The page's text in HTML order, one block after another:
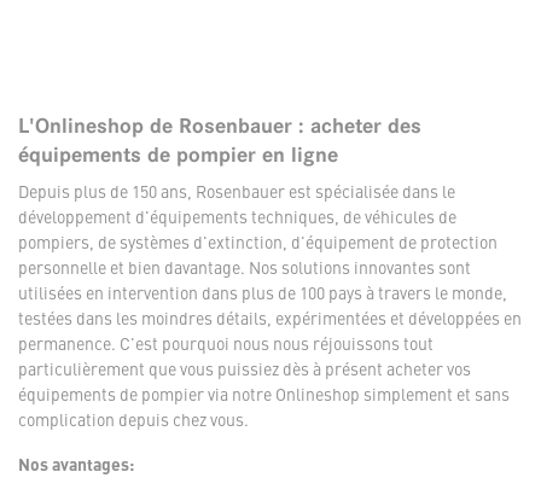
L'Onlineshop de Rosenbauer : acheter des
équipements de pompier en ligne
Depuis plus de 150 ans, Rosenbauer est spécialisée dans le
développement d'équipements techniques, de véhicules de
pompiers, de systèmes d'extinction, d'équipement de protection
personnelle et bien davantage. Nos solutions innovantes sont
utilisées en intervention dans plus de 100 pays à travers le monde,
testées dans les moindres détails, expérimentées et développées en
permanence. C'est pourquoi nous nous réjouissons tout
particulièrement que vous puissiez dès à présent acheter vos
équipements de pompier via notre Onlineshop simplement et sans
complication depuis chez vous.
Nos avantages: